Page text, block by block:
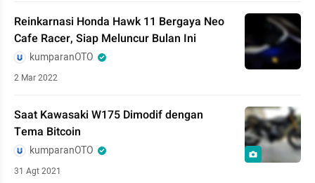
Reinkarnasi Honda Hawk 11 Bergaya Neo
Cafe Racer, Siap Meluncur Bulan Ini
kumparanOTO
2 Mar 2022
Saat Kawasaki W175 Dimodif dengan
Tema Bitcoin
kumparanOTO
31 Agt 2021